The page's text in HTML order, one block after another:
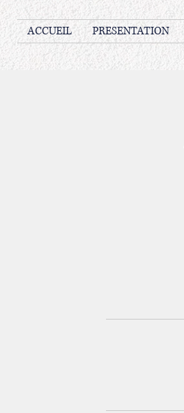
ACCUEIL PRESENTATION